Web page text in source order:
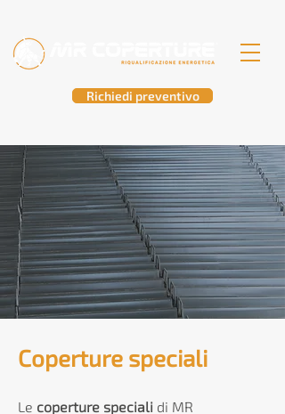
Richiedi preventivo
Coperture speciali
Le coperture speciali di MR